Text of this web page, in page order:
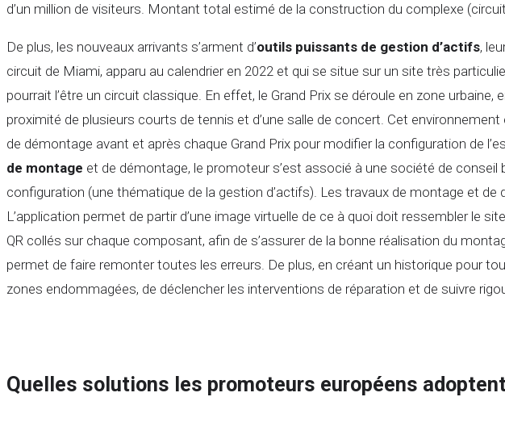
d’un million de visiteurs. Montant total estimé de la construction du complexe
De plus, les nouveaux arrivants s’arment d’outils puissants de gestion d’actifs,
circuit de Miami, apparu au calendrier en 2022 et qui se situe sur un site très
pourrait l’être un circuit classique. En effet, le Grand Prix se déroule en zone
proximité de plusieurs courts de tennis et d’une salle de concert. Cet
de démontage avant et après chaque Grand Prix pour modifier la configuration de
de montage et de démontage, le promoteur s’est associé à une société de
configuration (une thématique de la gestion d’actifs). Les travaux de montage et de
L’application permet de partir d’une image virtuelle de ce à quoi doit ressembler le
QR collés sur chaque composant, afin de s’assurer de la bonne réalisation du
permet de faire remonter toutes les erreurs. De plus, en créant un historique pour
zones endommagées, de déclencher les interventions de réparation et de suivre
Quelles solutions les promoteurs européens